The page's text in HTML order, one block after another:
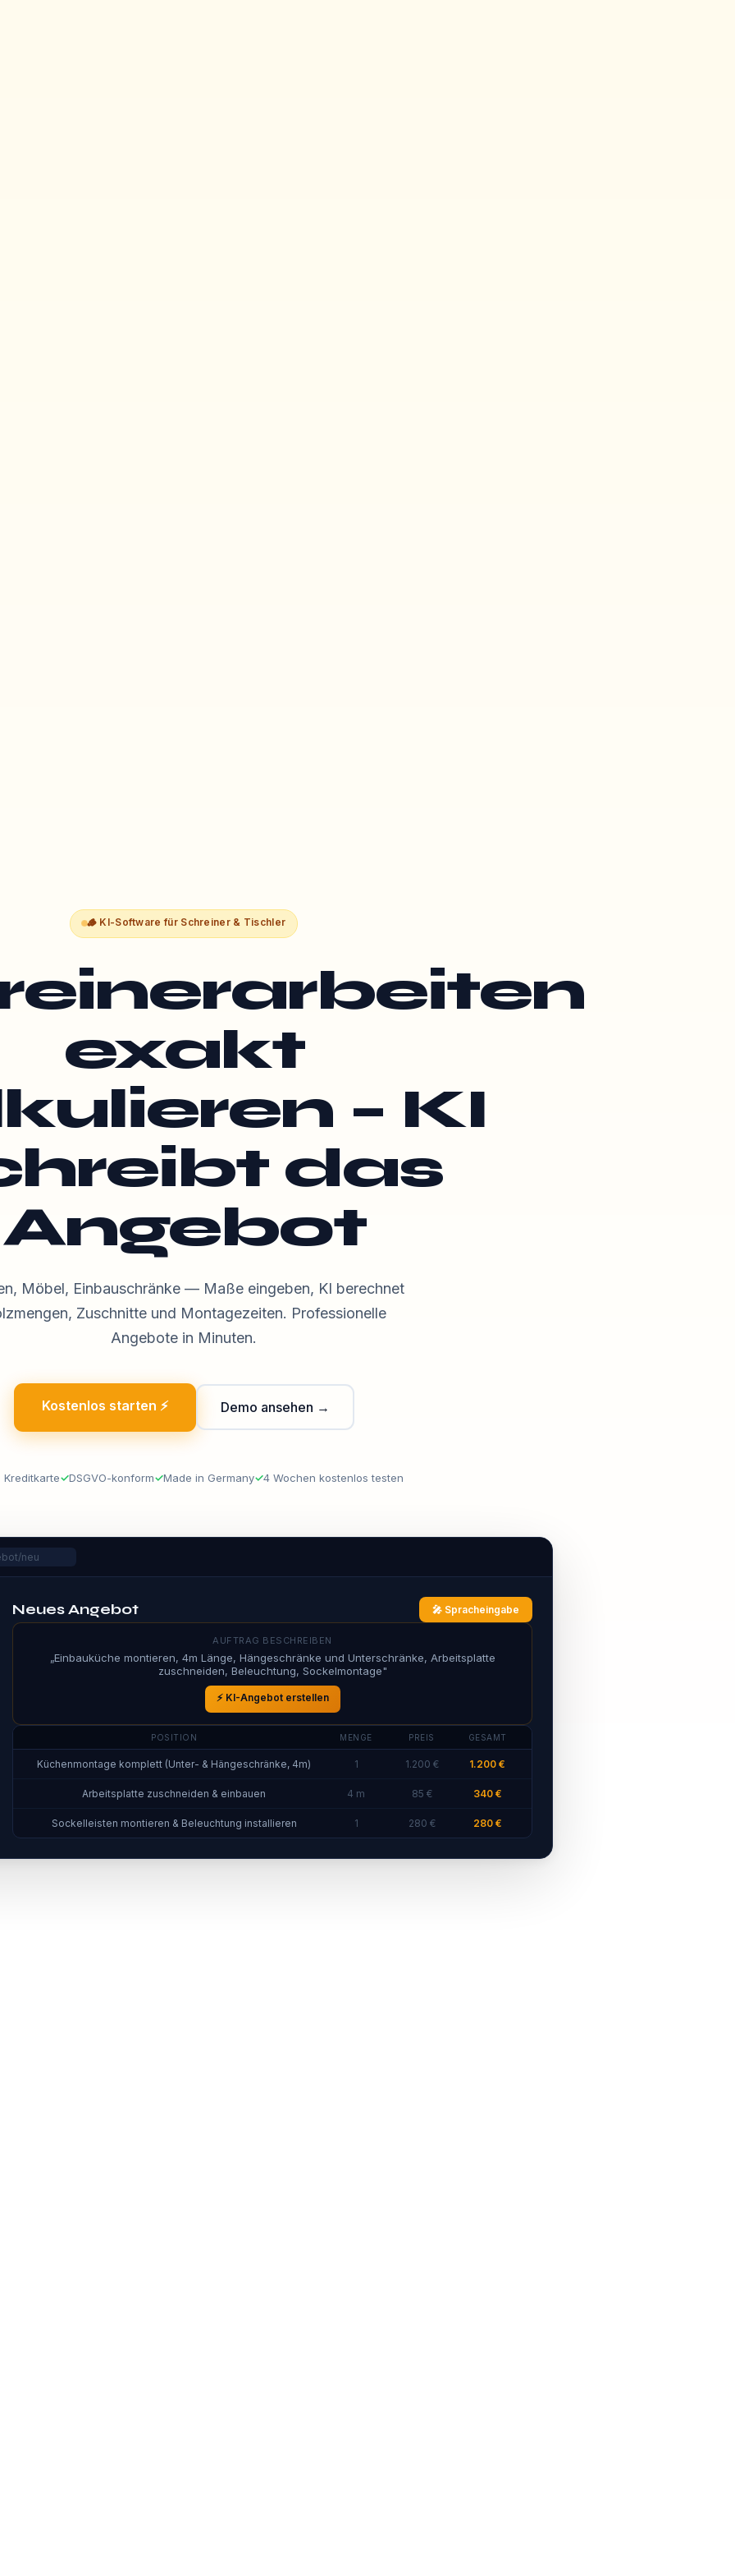
🪵 KI-Software für Schreiner & Tischler
exakt
– KI
das
Angebot
Möbel, Einbauschränke — Maße eingeben, KI berechnet
Zuschnitte und Montagezeiten. Professionelle
Angebote in Minuten.
Kostenlos starten ⚡ Demo ansehen →
Kreditkarte✓DSGVO-konform✓Made in Germany✓4 Wochen kostenlos testen
neu
Neues Angebot 🎤 Spracheingabe
AUFTRAG BESCHREIBEN
„Einbauküche montieren, 4m Länge, Hängeschränke und Unterschränke, Arbeitsplatte
zuschneiden, Beleuchtung, Sockelmontage"
⚡ KI-Angebot erstellen
POSITION MENGE PREIS GESAMT
Küchenmontage komplett (Unter- & Hängeschränke, 4m) 1 1.200 € 1.200 €
Arbeitsplatte zuschneiden & einbauen 4 m 85 € 340 €
Sockelleisten montieren & Beleuchtung installieren 1 280 € 280 €